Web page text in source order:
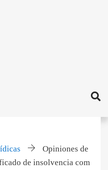
Opiniones de
de insolvencia com